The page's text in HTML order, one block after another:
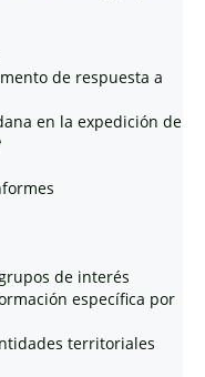
de respuesta a
en la expedición de
de interés
específica por
territoriales